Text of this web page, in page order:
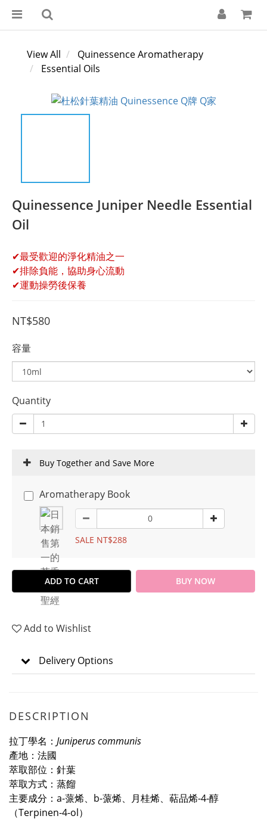
View All
Quinessence Aromatherapy
Essential Oils
Quinessence Juniper Needle Essential
Oil
✔最受歡迎的淨化精油之一
✔排除負能，協助身心流動
✔運動操勞後保養
NT$580
容量
Quantity
Buy Together and Save More
Aromatherapy Book
SALE NT$288
ADD TO CART BUY NOW
Add to Wishlist
Delivery Options
DESCRIPTION
拉丁學名： Juniperus communis
產地：法國
萃取部位：針葉
萃取方式：蒸餾
主要成分：a-蒎烯、b-蒎烯、月桂烯、萜品烯-4-醇
（Terpinen-4-ol）